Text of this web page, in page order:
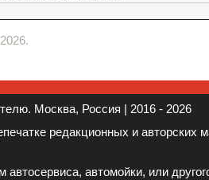
Москва, Россия | 2016 - 2026
редакционных и авторских
автомойки, или